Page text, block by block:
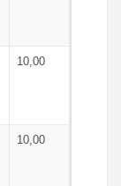
10,00
10,00